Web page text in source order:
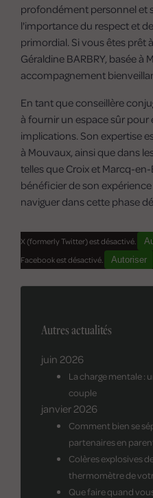
profondément personnel et
l'importance du respect et
primordial. Si vous êtes prêt
Géraldine BARBRY, basée
accompagnement
En tant que conseillère
à fournir un espace sûr pour
implications. Son expertise
à Mouvaux, ainsi que dans
telles que Croix et Marcq-
bénéficier de son
naviguer dans cette phase
X (formerly Twitter) est désactivé.
Facebook est désactivé.
Autoriser
Autres actualités
juin 2026
La charge mentale :
couple
janvier 2026
Comment bien se
partenaires en
Colères explosives
thermomètre de
Que faire quand